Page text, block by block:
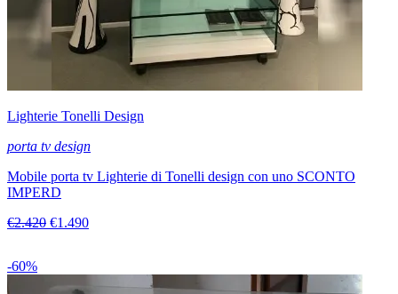
Lighterie Tonelli Design
porta tv design
Mobile porta tv Lighterie di Tonelli design con uno SCONTO
IMPERD
€2.420 €1.490
-60%